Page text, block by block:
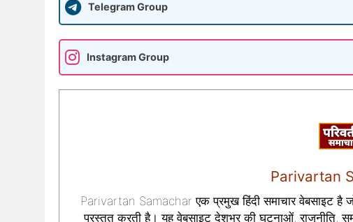
Telegram Group
Instagram Group
Parivartan
Parivartan Samachar एक प्रमुख हिंदी समाचार वेबसाइट है
प्रस्तुत करती है। यह वेबसाइट देशभर की घटनाओं, राजनीति,